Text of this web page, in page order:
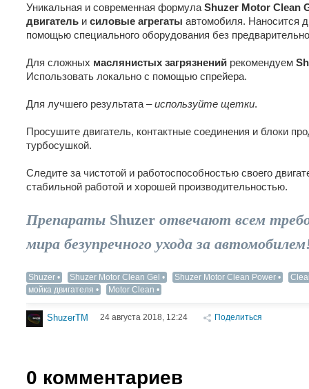
Уникальная и современная формула Shuzer Motor Clean
двигатель и силовые агрегаты автомобиля. Наносится
помощью специального оборудования без
Для сложных маслянистых загрязнений рекомендуем
Использовать локально с помощью спрейера.
Для лучшего результата –используйте щетки.
Просушите двигатель, контактные соединения и блоки
турбосушкой.
Следите за чистотой и работоспособностью своего
стабильной работой и хорошей производительностью.
Препараты Shuzer отвечают всем
мира безупречного ухода за
Shuzer Shuzer Motor Clean Gel Shuzer Motor Clean Power
мойка двигателя
Motor Clean
ShuzerTM 24 августа 2018, 12:24 Поделиться
0 комментариев